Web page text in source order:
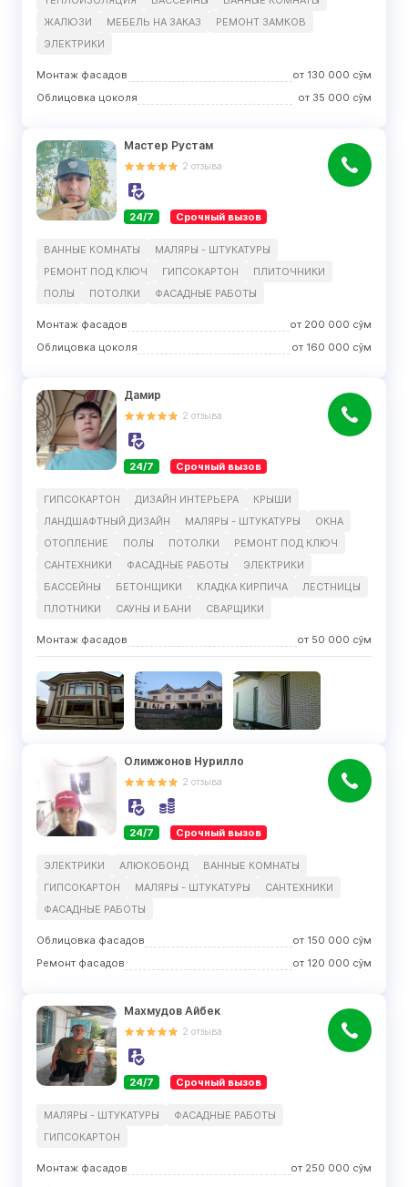
ЖАЛЮЗИ
МЕБЕЛЬ НА ЗАКАЗ
РЕМОНТ ЗАМКОВ
ЭЛЕКТРИКИ
Монтаж фасадов от 130 000 сўм
Облицовка цоколя
от 35 000 сўм
Мастер Рустам
2 отзыва
24/7 Срочный вызов
ВАННЫЕ КОМНАТЫ
МАЛЯРЫ - ШТУКАТУРЫ
РЕМОНТ ПОД КЛЮЧ
ГИПСОКАРТОН
ПЛИТОЧНИКИ
ПОЛЫ
ПОТОЛКИ ФАСАДНЫЕ РАБОТЫ
Монтаж фасадов от 200 000 сўм
Облицовка цоколя
от 160 000 сўм
Дамир
2 отзыва
24/7 Срочный вызов
ГИПСОКАРТОН ДИЗАЙН ИНТЕРЬЕРА
КРЫШИ
ЛАНДШАФТНЫЙ ДИЗАЙН
МАЛЯРЫ - ШТУКАТУРЫ
ОКНА
ОТОПЛЕНИЕ
ПОЛЫ ПОТОЛКИ
РЕМОНТ ПОД КЛЮЧ
САНТЕХНИКИ
ФАСАДНЫЕ РАБОТЫ
ЭЛЕКТРИКИ
БАССЕЙНЫ
БЕТОНЩИКИ КЛАДКА КИРПИЧА
ЛЕСТНИЦЫ
ПЛОТНИКИ
САУНЫ И БАНИ СВАРЩИКИ
Монтаж фасадов от 50 000 сўм
Олимжонов Нурилло
2 отзыва
24/7 Срочный вызов
ЭЛЕКТРИКИ АЛЮКОБОНД
ВАННЫЕ КОМНАТЫ
ГИПСОКАРТОН
МАЛЯРЫ - ШТУКАТУРЫ
САНТЕХНИКИ
ФАСАДНЫЕ РАБОТЫ
Облицовка фасадов от 150 000 сўм
Ремонт фасадов
от 120 000 сўм
Махмудов Айбек
2 отзыва
24/7 Срочный вызов
МАЛЯРЫ - ШТУКАТУРЫ
ФАСАДНЫЕ РАБОТЫ
ГИПСОКАРТОН
Монтаж фасадов от 250 000 сўм